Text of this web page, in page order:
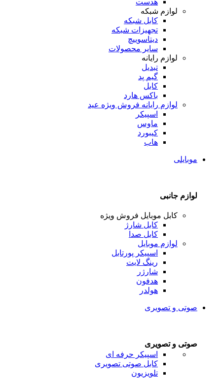
لوازم شبکه
کابل شبکه
تجهیزات شبکه
دیتاسوییچ
سایر محصولات
لوازم رایانه
تبدیل
گیم پد
کابل
باکس هارد
لوازم رایانه فروش ویژه عید
اسپیکر
ماوس
کیبورد
هاب
موبایلی
لوازم جانبی
کابل موبایل فروش ویژه
کابل شارژ
کابل صدا
لوازم موبایل
اسپیکر پورتابل
رینگ لایت
شارژر
هدفون
هولدر
صوتی و تصویری
صوتی و تصویری
اسپیکر حرفه ای
کابل صوتی تصویری
تلویزیون